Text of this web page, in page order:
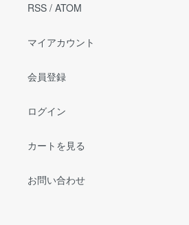
RSS / ATOM
マイアカウント
会員登録
ログイン
カートを見る
お問い合わせ